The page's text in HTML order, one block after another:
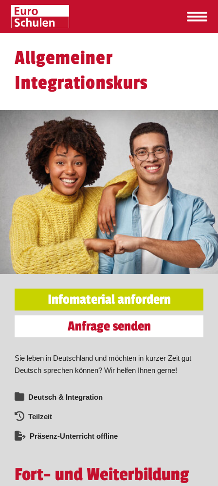
Allgemeiner
Integrationskurs
Infomaterial anfordern
Anfrage senden
Sie leben in Deutschland und möchten in kurzer Zeit gut
Deutsch sprechen können? Wir helfen Ihnen gerne!
Deutsch & Integration
Teilzeit
Präsenz-Unterricht offline
Fort- und Weiterbildung